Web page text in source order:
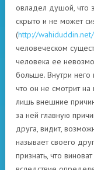
овладел душой, что
скрыто и не может
(http://
человеческом
человека ее
больше. Внутри него
что он не смотрит
лишь внешние
за ней главную
друга, видит,
называет своего
признать, что